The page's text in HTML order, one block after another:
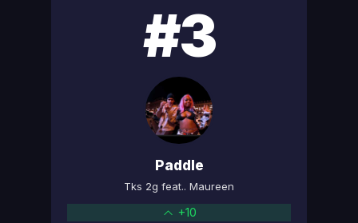
#3
Paddle
Tks 2g feat.. Maureen
+10